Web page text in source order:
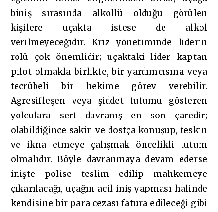
biniş sırasında alkollü olduğu görülen
kişilere uçakta istese de alkol
verilmeyeceğidir. Kriz yönetiminde liderin
rolü çok önemlidir; uçaktaki lider kaptan
pilot olmakla birlikte, bir yardımcısına veya
tecrübeli bir hekime görev verebilir.
Agresifleşen veya şiddet tutumu gösteren
yolculara sert davranış en son çaredir;
olabildiğince sakin ve dostça konuşup, teskin
ve ikna etmeye çalışmak öncelikli tutum
olmalıdır. Böyle davranmaya devam ederse
inişte polise teslim edilip mahkemeye
çıkarılacağı, uçağın acil iniş yapması halinde
kendisine bir para cezası fatura edileceği gibi